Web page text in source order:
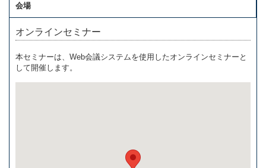
会場
オンラインセミナー
本セミナーは、Web会議システムを使用したオンラインセミナーと
して開催します。